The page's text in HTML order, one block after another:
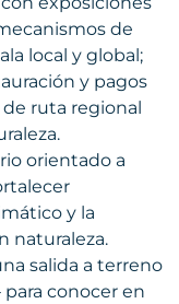
de
local y global;
y pagos
de ruta regional
orientado a
y la
naturaleza.
salida a terreno
conocer en